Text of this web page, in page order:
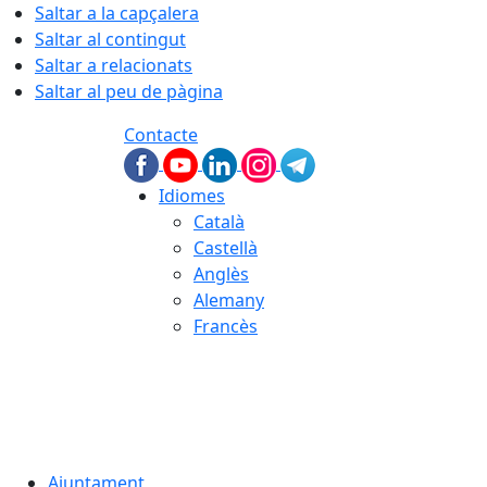
Saltar a la capçalera
Saltar al contingut
Saltar a relacionats
Saltar al peu de pàgina
Contacte
Idiomes
Català
Castellà
Anglès
Alemany
Francès